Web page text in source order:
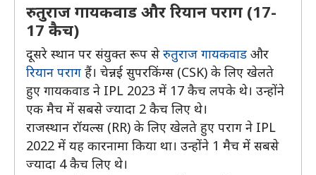
रुतुराज गायकवाड और रियान पराग (17-
17 कैच)
दूसरे स्थान पर संयुक्त रूप सेरुतुराज गायकवाड और
रियान पराग हैं। चेन्नई सुपरकिंग्स (CSK) के लिए खेलते
हुए गायकवाड ने IPL 2023 में 17 कैच लपके थे। उन्होंने
एक मैच में सबसे ज्यादा 2 कैच लिए थे।
राजस्थान रॉयल्स (RR) के लिए खेलते हुए पराग ने IPL
2022 में यह कारनामा किया था। उन्होंने 1 मैच में सबसे
ज्यादा 4 कैच लिए थे।